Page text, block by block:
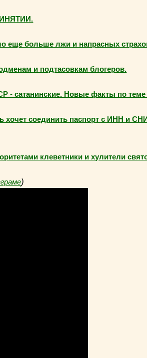
больше лжи и напрасных
и подтасовкам блогеров.
Новые факты по теме
соединить паспорт с ИНН и
клеветники и хулители
)